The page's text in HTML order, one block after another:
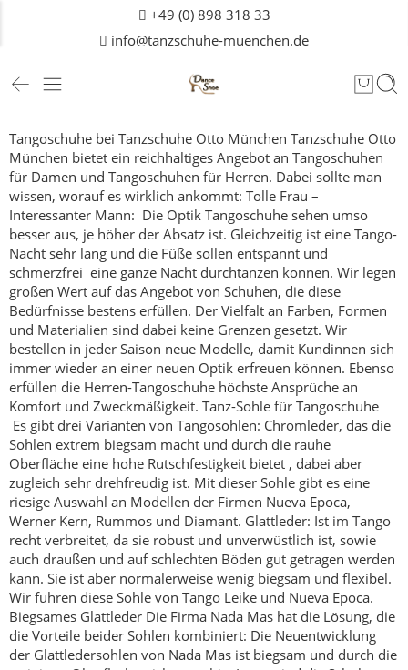
+49 (0) 898 318 33
info@tanzschuhe-muenchen.de
Tangoschuhe bei Tanzschuhe Otto München Tanzschuhe Otto
München bietet ein reichhaltiges Angebot an Tangoschuhen
für Damen und Tangoschuhen für Herren. Dabei sollte man
wissen, worauf es wirklich ankommt: Tolle Frau –
Interessanter Mann: Die Optik Tangoschuhe sehen umso
besser aus, je höher der Absatz ist. Gleichzeitig ist eine Tango-
Nacht sehr lang und die Füße sollen entspannt und
schmerzfrei eine ganze Nacht durchtanzen können. Wir legen
großen Wert auf das Angebot von Schuhen, die diese
Bedürfnisse bestens erfüllen. Der Vielfalt an Farben, Formen
und Materialien sind dabei keine Grenzen gesetzt. Wir
bestellen in jeder Saison neue Modelle, damit Kundinnen sich
immer wieder an einer neuen Optik erfreuen können. Ebenso
erfüllen die Herren-Tangoschuhe höchste Ansprüche an
Komfort und Zweckmäßigkeit. Tanz-Sohle für Tangoschuhe
Es gibt drei Varianten von Tangosohlen: Chromleder, das die
Sohlen extrem biegsam macht und durch die rauhe
Oberfläche eine hohe Rutschfestigkeit bietet , dabei aber
zugleich sehr drehfreudig ist. Mit dieser Sohle gibt es eine
riesige Auswahl an Modellen der Firmen Nueva Epoca,
Werner Kern, Rummos und Diamant. Glattleder: Ist im Tango
recht verbreitet, da sie robust und unverwüstlich ist, sowie
auch draußen und auf schlechten Böden gut getragen werden
kann. Sie ist aber normalerweise wenig biegsam und flexibel.
Wir führen diese Sohle von Tango Leike und Nueva Epoca.
Biegsames Glattleder Die Firma Nada Mas hat die Lösung, die
die Vorteile beider Sohlen kombiniert: Die Neuentwicklung
der Glattledersohlen von Nada Mas ist biegsam und durch die